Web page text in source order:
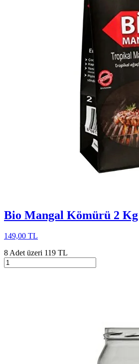
Bio Mangal Kömürü 2 Kg
149,00 TL
8 Adet üzeri 119 TL